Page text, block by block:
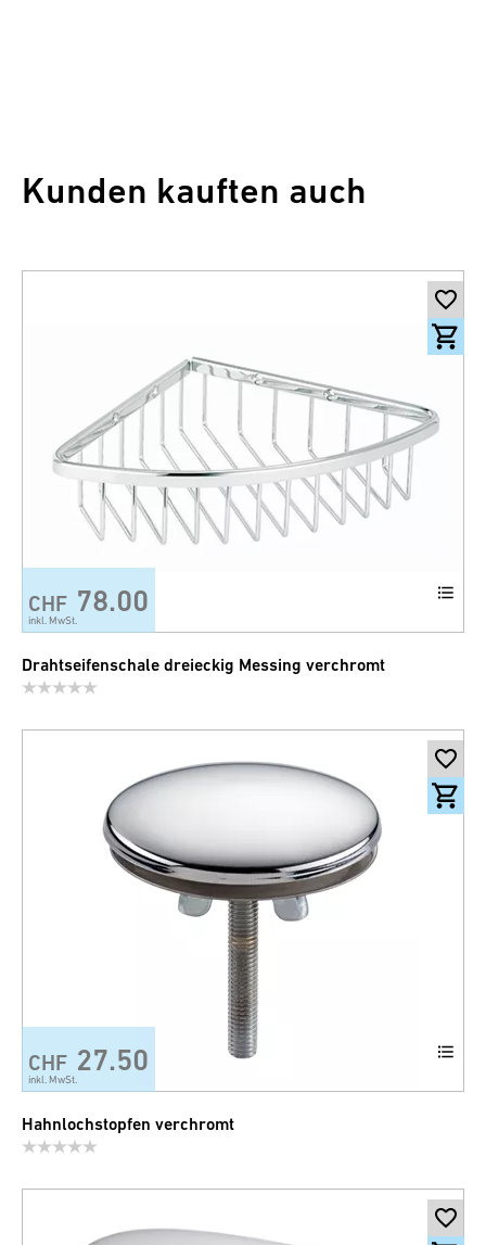
Kunden kauften auch
CHF 78.00
inkl. MwSt.
Drahtseifenschale dreieckig Messing verchromt
CHF 27.50
inkl. MwSt.
Hahnlochstopfen verchromt